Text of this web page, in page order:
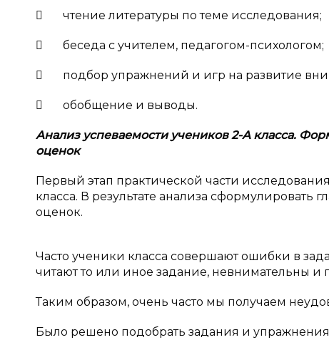
 чтение литературы по теме исследования;
 беседа с учителем, педагогом-психологом;
 подбор упражнений и игр на развитие
 обобщение и выводы.
Анализ успеваемости учеников 2-А класса.
оценок
Первый этап практической части
класса. В результате анализа
оценок.
Часто ученики класса совершают ошибки в
читают то или иное задание, невнимательны
Таким образом, очень часто мы получаем
Было решено подобрать задания и